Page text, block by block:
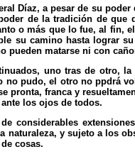
Díaz, a pesar de su
de la tradición de que
o más que lo fue, al fin,
su camino hasta lograr
pueden matarse ni con
uno tras de otro,
no pudo, el otro no ppdrá
pronta, franca y
los ojos de todos.
considerables
naturaleza, y sujeto a los
cosas.